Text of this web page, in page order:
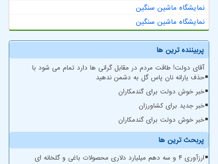
نمایشگاه ماشین سنگین
نمایشگاه ماشین سنگین
پربیننده ترین ها
آقای دولت! طاقت مردم در مقابل گرانی ها دارد تمام می شود با
حذف یارانه نان پاس گل به دشمن ندهید
خبر خوش دولت برای گندمکاران
خبر جدید برای کشاورزان
خبر خوش دولت برای گندمکاران
پربحث ترین ها
ارزآوری ۴ و سه دهم میلیارد دلاری محصولات باغی و گلخانه ای